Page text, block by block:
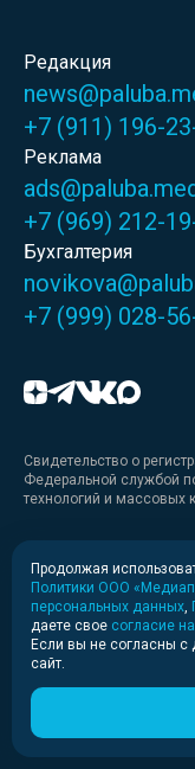
Редакция
+7 (911) 196-
Реклама
+7 (969) 212-
Бухгалтерия
+7 (999) 028-
Свидетельство о
Федеральной службой
технологий и массовых
Медиакит
Медиакит для печати
Политика
© 2020-2026
Продолжая
Политики ООО
персональных данных
даете свое согласие
Если вы не согласны с
сайт.